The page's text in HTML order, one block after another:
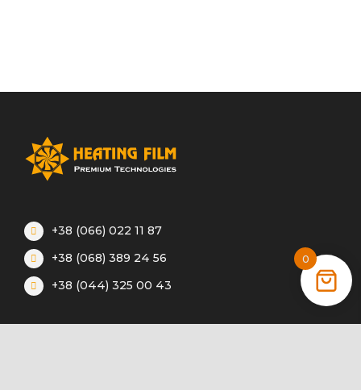
+38 (066) 022 11 87
+38 (068) 389 24 56
+38 (044) 325 00 43
0